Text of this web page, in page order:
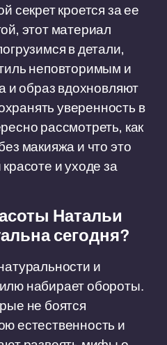
секрет кроется за ее
этот материал
в детали,
неповторимым и
и образ вдохновляют
уверенность в
рассмотреть, как
макияжа и что это
и уходе за
Натальи
сегодня?
и
набирает обороты.
не боятся
естественность и